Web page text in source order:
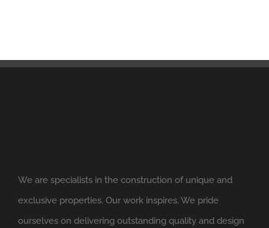
We are specialists in the construction of unique and
exclusive properties. Our work inspires. We pride
ourselves on delivering outstanding quality and design